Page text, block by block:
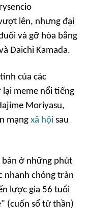
lên, nhưng đại
và gỡ hòa bằng
Daichi Kamada.
của các
meme nổi tiếng
Moriyasu,
mạng xã hội sau
bàn ở những phút
nhanh chóng tràn
lược gia 56 tuổi
(cuốn sổ tử thần)